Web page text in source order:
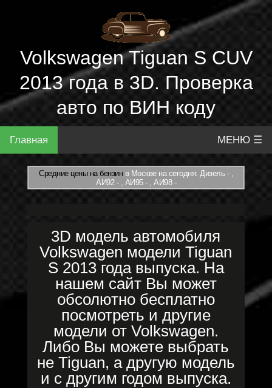
Volkswagen Tiguan S CUV
2013 года в 3D. Проверка
авто по ВИН коду
Главная МЕНЮ ☰
Средние цены на бензинв Москве на сегодня: Дизель - ,
АИ92 - , АИ95 - , АИ98 -
3D модель автомобиля
Volkswagen модели Tiguan
S 2013 года выпуска. На
нашем сайт Вы может
обсолютно бесплатно
посмотреть и другие
модели от Volkswagen.
Либо Вы можете выбрать
не Tiguan, а другую модель
и с другим годом выпуска.